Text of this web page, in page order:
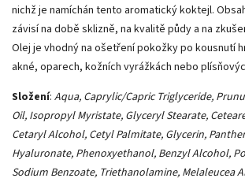
nichž je namíchán tento aromatický koktejl.
závisí na době sklizně, na kvalitě půdy a na
Olej je vhodný na ošetření pokožky po kousnutí
akné, oparech, kožních vyrážkách nebo
Složení: Aqua, Caprylic/Capric Triglyceride,
Oil, Isopropyl Myristate, Glyceryl Stearate,
Cetaryl Alcohol, Cetyl Palmitate, Glycerin,
Hyaluronate, Phenoxyethanol, Benzyl Alcohol,
Sodium Benzoate, Triethanolamine, Melaleucea